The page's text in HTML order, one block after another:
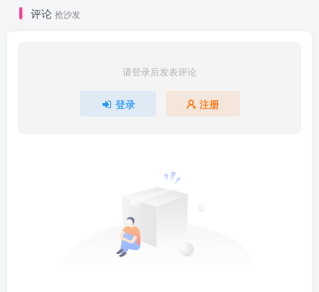
评论 抢沙发
请登录后发表评论
登录 注册